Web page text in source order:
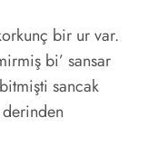
bir ur var.
bi’ sansar
sancak